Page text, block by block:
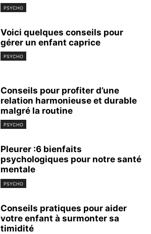
PSYCHO
Voici quelques conseils pour
gérer un enfant caprice
PSYCHO
Conseils pour profiter d’une
relation harmonieuse et durable
malgré la routine
PSYCHO
Pleurer :6 bienfaits
psychologiques pour notre santé
mentale
PSYCHO
Conseils pratiques pour aider
votre enfant à surmonter sa
timidité